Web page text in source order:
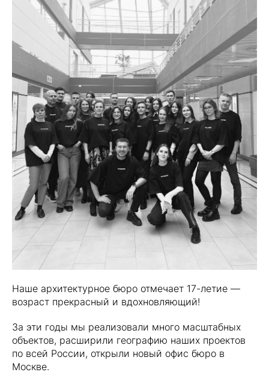
Наше архитектурное бюро отмечает 17-летие —
возраст прекрасный и вдохновляющий!
За эти годы мы реализовали много масштабных
объектов, расширили географию наших проектов
по всей России, открыли новый офис бюро в
Москве.